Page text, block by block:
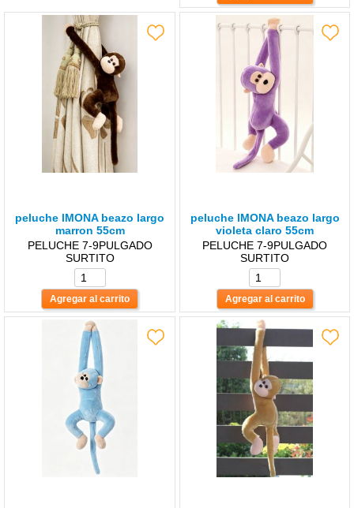
peluche lMONA beazo largo
marron 55cm
PELUCHE 7-9PULGADO
SURTITO
peluche lMONA beazo largo
violeta claro 55cm
PELUCHE 7-9PULGADO
SURTITO